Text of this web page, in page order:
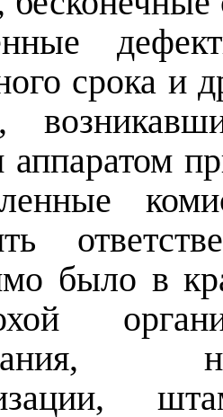
срока и
аппаратом
было в